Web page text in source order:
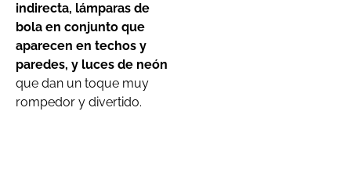
indirecta, lámparas de
bola en conjunto que
aparecen en techos y
paredes, y luces de neón
que dan un toque muy
rompedor y divertido.